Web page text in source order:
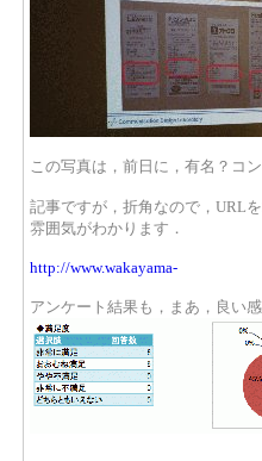
この写真は，前日に，有名？コ
記事ですが，折角なので，URL
雰囲気がわかります．
http://www.wakayama-
アンケート結果も，まあ，良い感